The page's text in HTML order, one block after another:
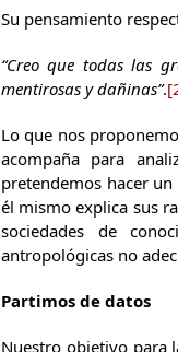
Su pensamiento
“Creo que todas las
mentirosas y dañinas”.
Lo que nos
acompaña para
pretendemos hacer
él mismo explica sus
sociedades de
antropológicas no
Partimos de datos
Nuestro objetivo para